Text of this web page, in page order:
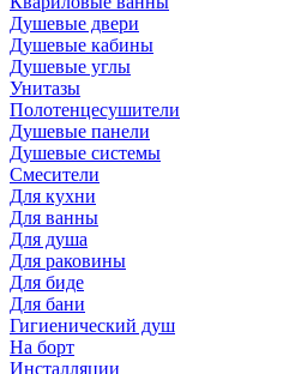
Душевые двери
Душевые кабины
Душевые углы
Унитазы
Полотенцесушители
Душевые панели
Душевые системы
Смесители
Для кухни
Для ванны
Для душа
Для раковины
Для биде
Для бани
Гигиенический душ
На борт
Инсталляции